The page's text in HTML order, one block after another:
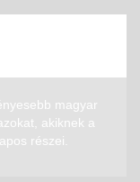
magyar
akiknek a
részei.